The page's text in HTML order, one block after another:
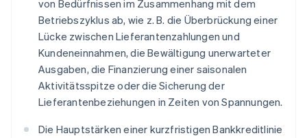
von Bedürfnissen im Zusammenhang mit dem
Betriebszyklus ab, wie z. B. die Überbrückung einer
Lücke zwischen Lieferantenzahlungen und
Kundeneinnahmen, die Bewältigung unerwarteter
Ausgaben, die Finanzierung einer saisonalen
Aktivitätsspitze oder die Sicherung der
Lieferantenbeziehungen in Zeiten von Spannungen.
Die Hauptstärken einer kurzfristigen Bankkreditlinie